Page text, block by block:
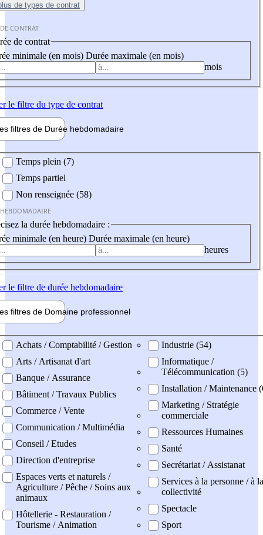
de types de contrat
CONTRAT
de contrat
minimale (en mois) Durée maximale (en mois)
mois
le filtre du type de contrat
filtres de Durée hebdomadaire
Temps plein (7)
Temps partiel
Non renseignée (58)
la durée hebdomadaire :
minimale (en heure) Durée maximale (en heure)
heures
le filtre de durée hebdomadaire
filtres de Domaine professionnel
professionel
Achats / Comptabilité / Gestion
Arts / Artisanat d'art
Banque / Assurance
Bâtiment / Travaux Publics
Commerce / Vente
Communication / Multimédia
Conseil / Etudes
Direction d'entreprise
Espaces verts et naturels /
Agriculture / Pêche / Soins aux
animaux
Hôtellerie - Restauration /
Tourisme / Animation
Industrie (54)
Informatique /
Télécommunication (5)
Installation / Maintenance
Marketing / Stratégie
commerciale
Ressources Humaines
Santé
Secrétariat / Assistanat
Services à la personne / à la
collectivité
Spectacle
Sport